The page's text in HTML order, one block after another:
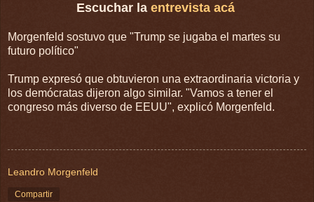
Escuchar la entrevista acá
Morgenfeld sostuvo que "Trump se jugaba el martes su
futuro político"
Trump expresó que obtuvieron una extraordinaria victoria y
los demócratas dijeron algo similar. "Vamos a tener el
congreso más diverso de EEUU", explicó Morgenfeld.
Leandro Morgenfeld
Compartir